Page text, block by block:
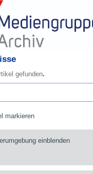
gefunden.
markieren
einblenden